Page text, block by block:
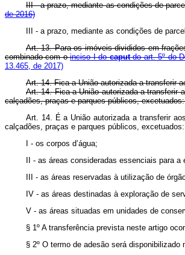
III - a prazo, mediante as condições de
de 2016)
III - a prazo, mediante as condições de
Art. 13. Para os imóveis divididos em
combinado com oinciso I docaputdo art. 5º do
13.465, de 2017)
Art. 14. Fica a União autorizada a transferir
Art. 14. Fica a União autorizada a transferir
calçadões, praças e parques públicos,
Art. 14. É a União autorizada a transferir
calçadões, praças e parques públicos,
I - os corpos d’água;
II - as áreas consideradas essenciais para
III - as áreas reservadas à utilização de
IV - as áreas destinadas à exploração de
V - as áreas situadas em unidades de
§ 1º A transferência prevista neste artigo
§ 2º O termo de adesão será